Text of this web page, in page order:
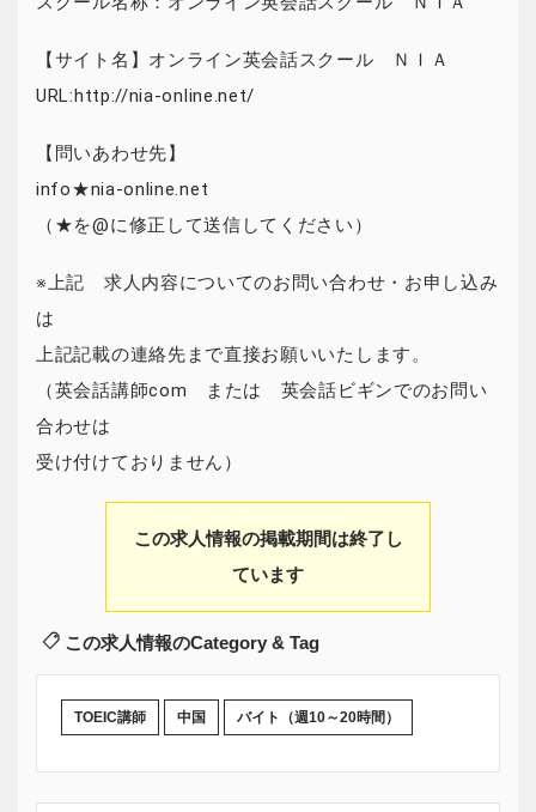
【サイト名】オンライン英会話スクール ＮＩＡ
URL:http://nia-online.net/
【問いあわせ先】
info★nia-online.net
（★を@に修正して送信してください）
※上記 求人内容についてのお問い合わせ・お申し込み
は
上記記載の連絡先まで直接お願いいたします。
（英会話講師com または 英会話ビギンでのお問い
合わせは
受け付けておりません）
この求人情報の掲載期間は終了し
ています
この求人情報のCategory & Tag
TOEIC講師 中国 バイト（週10～20時間）